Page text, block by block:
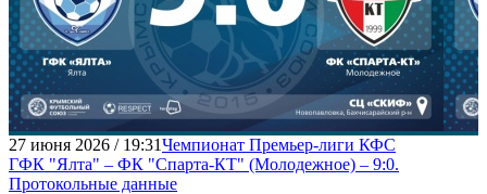
27 июня 2026 / 19:31Чемпионат Премьер-лиги КФС
ГФК "Ялта" – ФК "Спарта-КТ" (Молодежное) – 9:0.
Протокольные данные